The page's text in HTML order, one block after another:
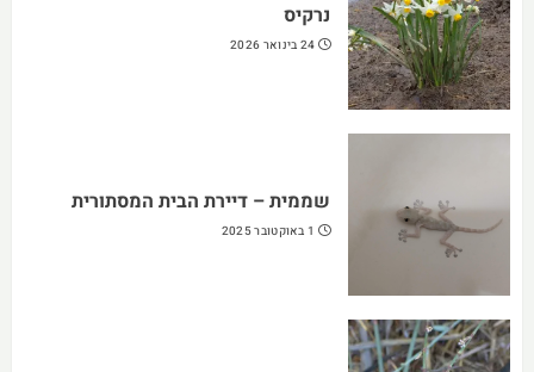
נרקיס
24 בינואר 2026
שממית – דיירת הבית המסתורית
1 באוקטובר 2025